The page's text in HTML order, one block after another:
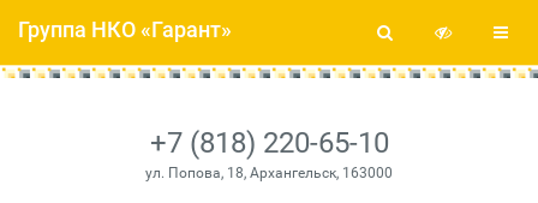
+7 (818) 220-65-10
ул. Попова, 18, Архангельск, 163000
Группа НКО «Гарант»